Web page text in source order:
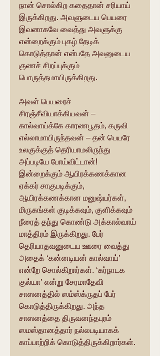
நான் சொல்கிற கதைதான் சரியாய்
இருக்கிறது. அவளுடைய பெயரை
இவனாகவே வைத்து அவளுக்கு
என்றைக்கும் புகழ் தேடிக்
கொடுத்தான் என்பதே அவனுடைய
குணச் சிறப்புக்கும்
பொருத்தமாயிருக்கிறது.
அவள் பெயரைச்
சிரஞ்சீவியாக்கியவன் –
கால்வாய்க்கே காரணபூதம், கருவி
எல்லாமாயிருந்தவன் – தன் பெயரே
உலகுக்குத் தெரியாமலிருந்து
அப்படியே போய்விட்டான்!
இன்றைக்கும் ஆயிரக்கணக்கான
ஏக்கர் சாகுபடிக்கும்,
ஆயிரக்கணக்கான மனுஷ்யர்கள்,
மிருகங்கள் குடிக்கவும், குளிக்கவும்
நீரைத் தந்து கொண்டு அக்கால்வாய்
மாத்திரம் இருக்கிறது. பேர்
தெரியாதவனுடைய ஊரை வைத்து
அதைக் ‘கன்னடியன் கால்வாய்’
என்றே சொல்கிறார்கள். ‘கர்நாடக
குல்யா’ என்று சேரமாதேவி
சாஸனத்தில் ஸம்ஸ்க்ருதப் பேர்
கொடுத்திருக்கிறது. அந்த
சாஸனத்தை திருவனந்தபுரம்
ஸமஸ்தானத்தார் நல்லபடியாகக்
காப்பாற்றிக் கொடுத்திருக்கிறார்கள்.